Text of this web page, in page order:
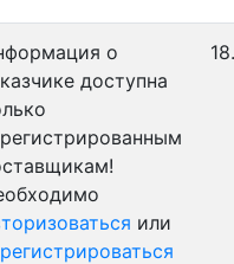
о
доступна
или